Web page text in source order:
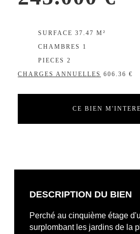
SURFACE 37.47 M²
CHAMBRES 1
PIECES 2
CHARGES ANNUELLES 606.36 €
CE BIEN
DESCRIPTION DU BIEN
Perché au cinquième étage
surplombant les jardins de la